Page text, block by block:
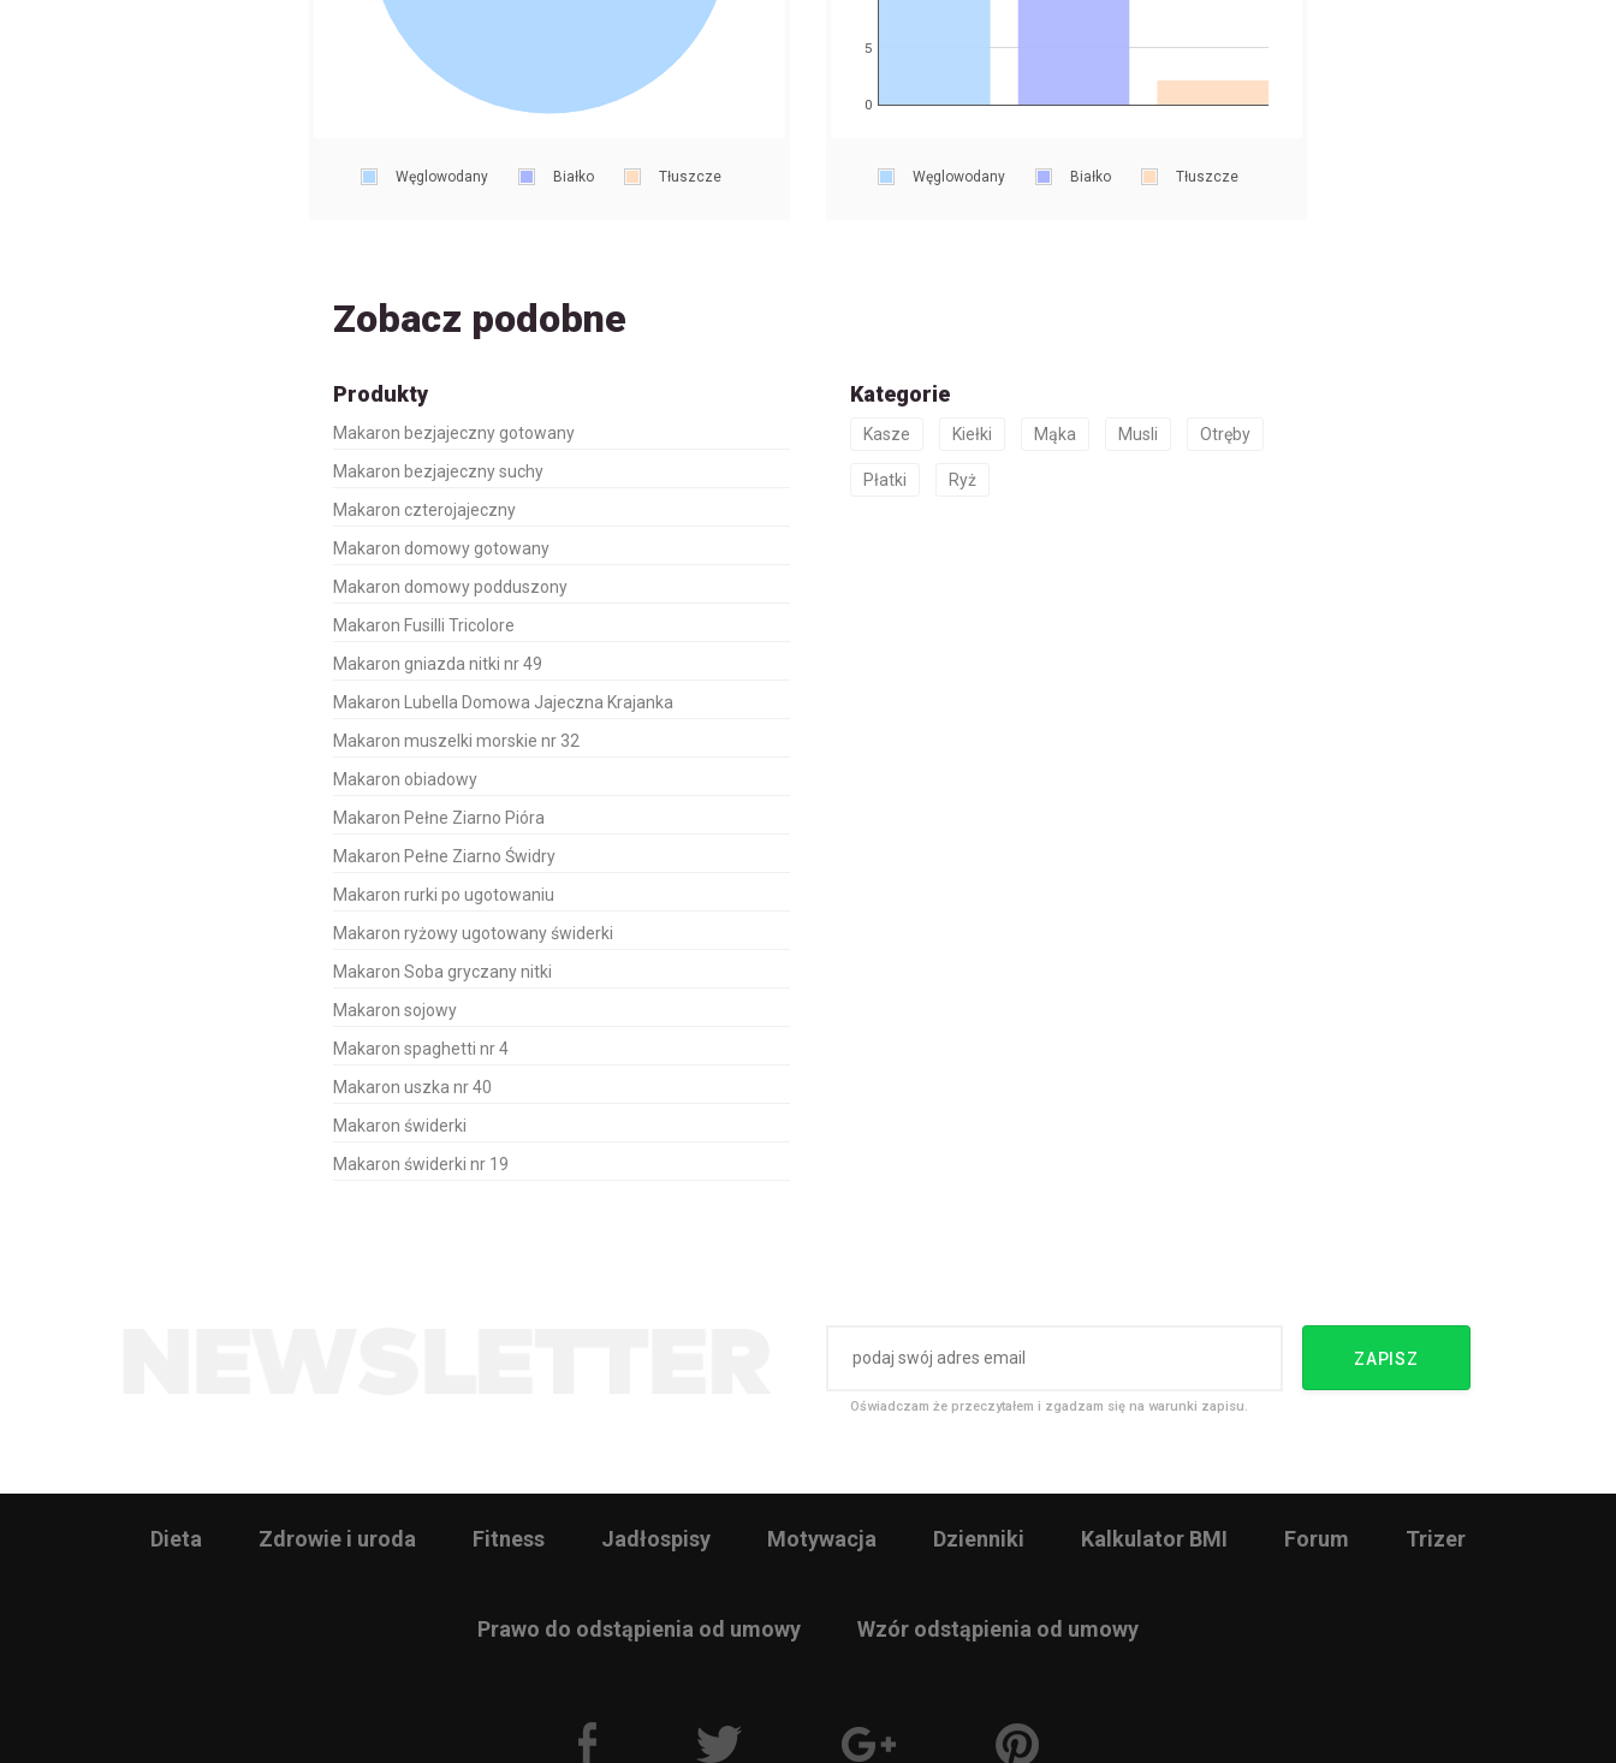
Węglowodany Białko Tłuszcze
0
5
Węglowodany Białko Tłuszcze
Zobacz podobne
Produkty
Makaron bezjajeczny gotowany
Makaron bezjajeczny suchy
Makaron czterojajeczny
Makaron domowy gotowany
Makaron domowy podduszony
Makaron Fusilli Tricolore
Makaron gniazda nitki nr 49
Makaron Lubella Domowa Jajeczna Krajanka
Makaron muszelki morskie nr 32
Makaron obiadowy
Makaron Pełne Ziarno Pióra
Makaron Pełne Ziarno Świdry
Makaron rurki po ugotowaniu
Makaron ryżowy ugotowany świderki
Makaron Soba gryczany nitki
Makaron sojowy
Makaron spaghetti nr 4
Makaron uszka nr 40
Makaron świderki
Makaron świderki nr 19
Kategorie
Kasze Kiełki Mąka Musli Otręby
Płatki Ryż
ZAPISZ
Oświadczam że przeczytałem i zgadzam się na warunki zapisu.
Dieta Zdrowie i uroda Fitness Jadłospisy Motywacja Dzienniki Kalkulator BMI Forum Trizer
Prawo do odstąpienia od umowy Wzór odstąpienia od umowy